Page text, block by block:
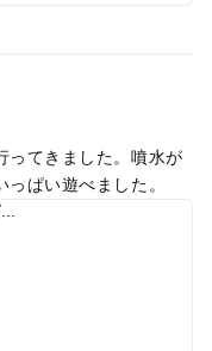
ってきました。噴水が
ぱい遊べました。